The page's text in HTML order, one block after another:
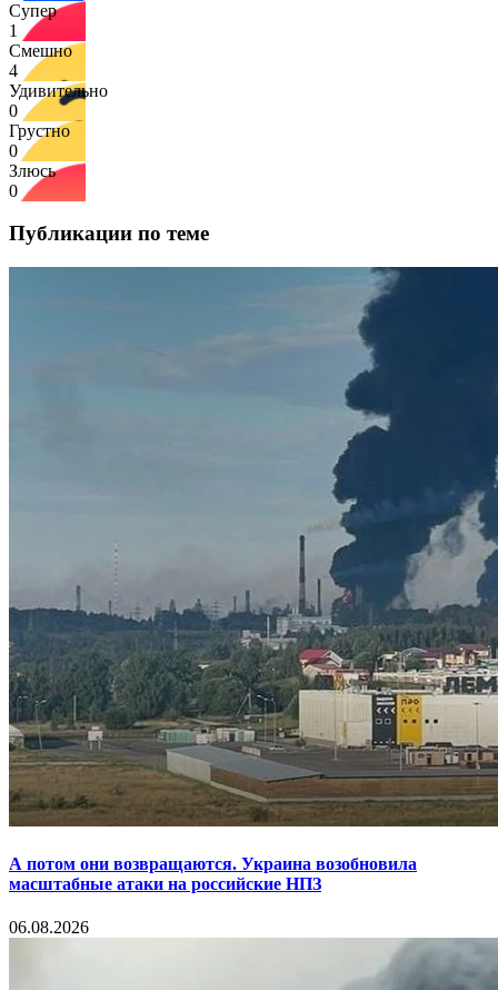
Супер
1
Смешно
4
Удивительно
0
Грустно
0
Злюсь
0
Публикации по теме
А потом они возвращаются. Украина возобновила
масштабные атаки на российские НПЗ
06.08.2026